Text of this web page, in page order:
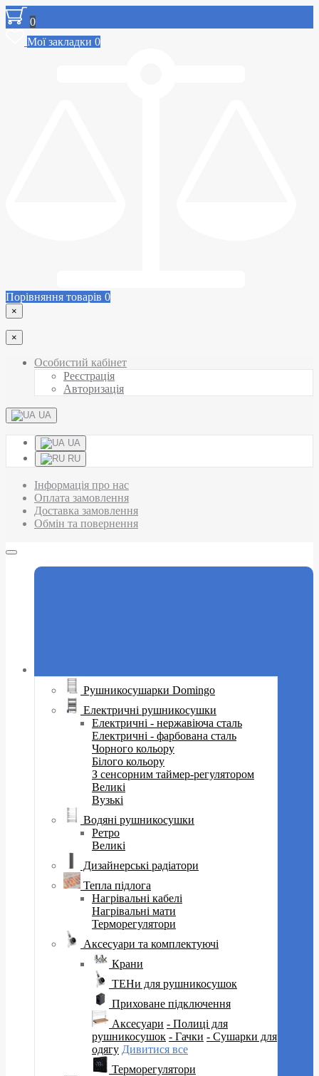
0
Мої закладки 0
Порівняння товарів 0
×
×
Особистий кабінет
Реєстрація
Авторизація
UA
UA
RU
Інформація про нас
Оплата замовлення
Доставка замовлення
Обмін та повернення
Рушникосушарки Domingo
Електричні рушникосушки
Електричні - нержавіюча сталь
Електричні - фарбована сталь
Чорного кольору
Білого кольору
З сенсорним таймер-регулятором
Великі
Вузькі
Водяні рушникосушки
Ретро
Великі
Дизайнерські радіатори
Тепла підлога
Нагрівальні кабелі
Нагрівальні мати
Терморегулятори
Аксесуари та комплектуючі
Крани
ТЕНи для рушникосушок
Приховане підключення
Аксесуари - Полиці для
рушникосушок - Гачки - Сушарки для
одягу Дивитися все
Терморегулятори